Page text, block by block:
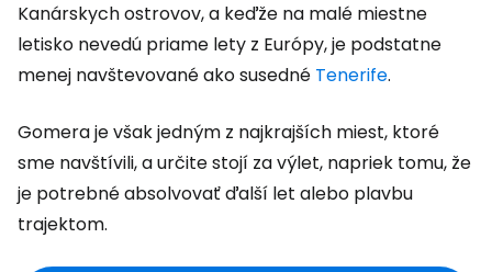
Kanárskych ostrovov, a keďže na malé miestne
letisko nevedú priame lety z Európy, je podstatne
menej navštevované ako susedné Tenerife.
Gomera je však jedným z najkrajších miest, ktoré
sme navštívili, a určite stojí za výlet, napriek tomu, že
je potrebné absolvovať ďalší let alebo plavbu
trajektom.